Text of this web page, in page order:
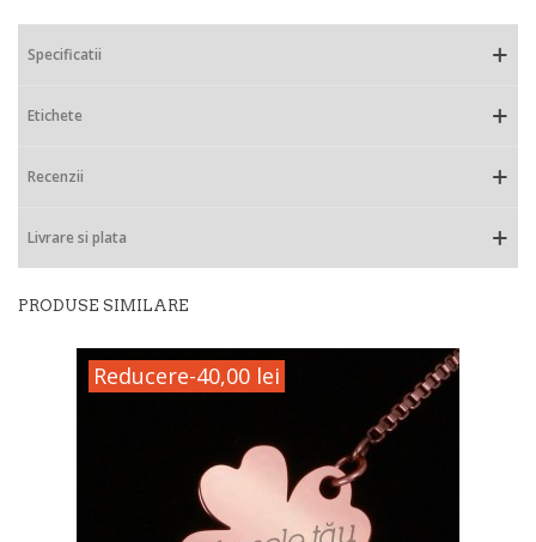
Specificatii
Etichete
Recenzii
Livrare si plata
PRODUSE SIMILARE
Reducere-40,00 lei